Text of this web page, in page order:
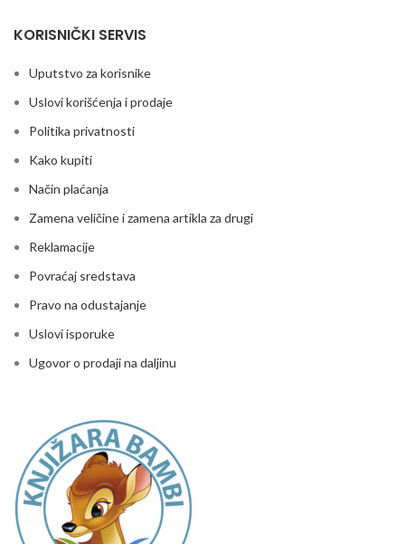
KORISNIČKI SERVIS
Uputstvo za korisnike
Uslovi korišćenja i prodaje
Politika privatnosti
Kako kupiti
Način plaćanja
Zamena veličine i zamena artikla za drugi
Reklamacije
Povraćaj sredstava
Pravo na odustajanje
Uslovi isporuke
Ugovor o prodaji na daljinu